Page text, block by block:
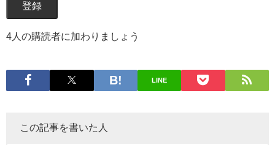
登録
4人の購読者に加わりましょう
LINE
この記事を書いた人